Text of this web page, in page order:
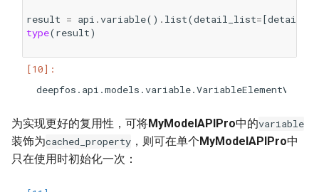
result = api .variable() . list(detail_list=[detail
type(result)
为实现更好的复用性，可将MyModelAPIPro中的variable
装饰为cached_property ，则可在单个MyModelAPIPro中
只在使用时初始化一次：